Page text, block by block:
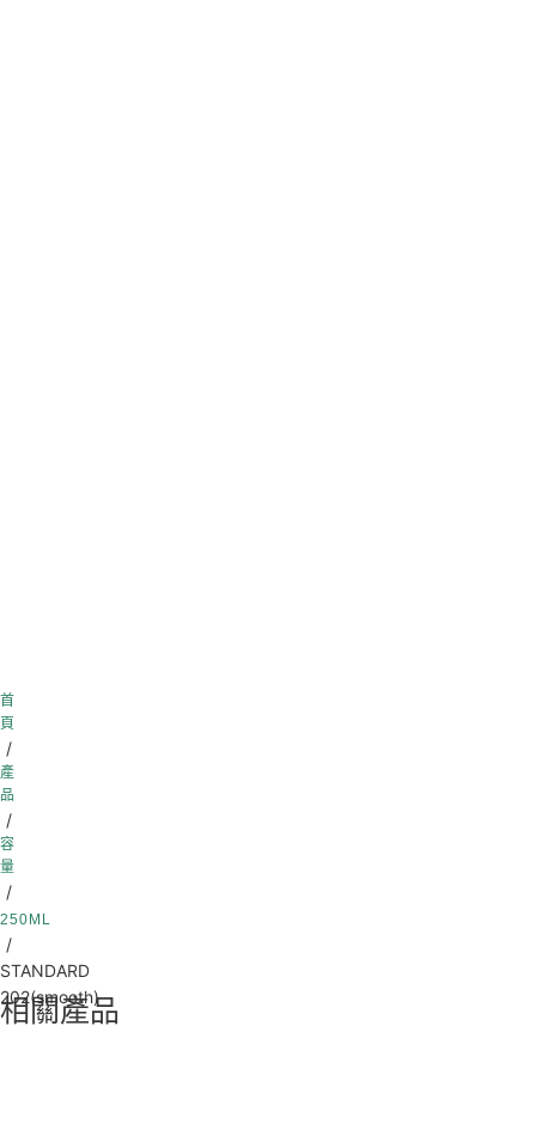
首
頁
/
產
品
/
容
量
/
250ML
/
STANDARD
202(smooth)
相關產品